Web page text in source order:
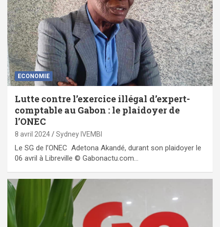
ECONOMIE
Lutte contre l’exercice illégal d’expert-
comptable au Gabon : le plaidoyer de
l’ONEC
8 avril 2024 Sydney IVEMBI
Le SG de l’ONEC Adetona Akandé, durant son plaidoyer le
06 avril à Libreville © Gabonactu.com…